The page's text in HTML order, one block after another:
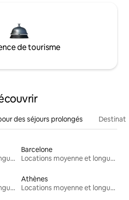
de tourisme
des séjours prolongés
Locations moyenne et longue durée
Barcelone
Locations moyenne et longue durée
Locations moyenne et longue durée
Athènes
Locations moyenne et longue durée